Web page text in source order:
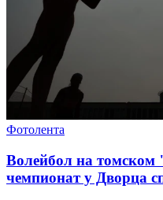
Фотолента
Волейбол на
чемпионат у Дворца